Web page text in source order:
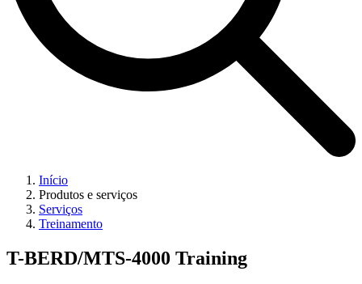
Início
Produtos e serviços
Serviços
Treinamento
T-BERD/MTS-4000 Training